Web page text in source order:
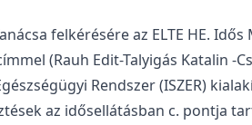
felkérésére az ELTE HE.
(Rauh Edit-Talyigás Katalin
Rendszer (ISZER)
az idősellátásban c. pontja